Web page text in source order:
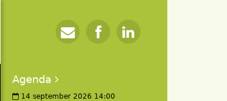
Agenda
14 september 2026 14:00